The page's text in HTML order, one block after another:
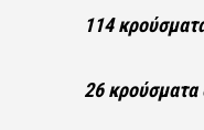
114
26 κρούσματα